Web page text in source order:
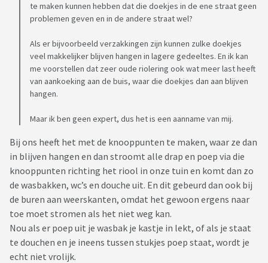
te maken kunnen hebben dat die doekjes in de ene straat geen
problemen geven en in de andere straat wel?
Als er bijvoorbeeld verzakkingen zijn kunnen zulke doekjes
veel makkelijker blijven hangen in lagere gedeeltes. En ik kan
me voorstellen dat zeer oude riolering ook wat meer last heeft
van aankoeking aan de buis, waar die doekjes dan aan blijven
hangen.
Maar ik ben geen expert, dus het is een aanname van mij.
Bij ons heeft het met de knooppunten te maken, waar ze dan
in blijven hangen en dan stroomt alle drap en poep via die
knooppunten richting het riool in onze tuin en komt dan zo
de wasbakken, wc’s en douche uit. En dit gebeurd dan ook bij
de buren aan weerskanten, omdat het gewoon ergens naar
toe moet stromen als het niet weg kan.
Nou als er poep uit je wasbak je kastje in lekt, of als je staat
te douchen en je ineens tussen stukjes poep staat, wordt je
echt niet vrolijk.